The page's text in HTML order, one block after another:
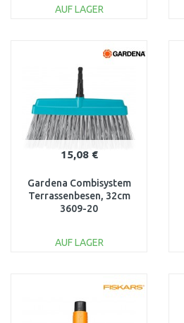
AUF LAGER
Vergleichen
15,08 €
Gardena Combisystem
Terrassenbesen, 32cm
3609-20
AUF LAGER
Vergleichen